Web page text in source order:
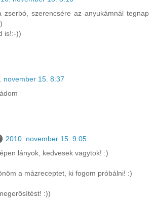
zserbó, szerencsére az anyukámnál tegnap
is!:-))
november 15. 8:37
2010. november 15. 9:05
lányok, kedvesek vagytok! :)
a mázreceptet, ki fogom próbálni! :)
:))